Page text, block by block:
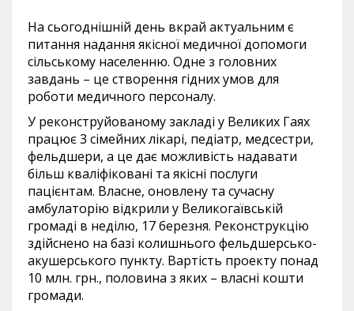
На сьогоднішній день вкрай актуальним є
питання надання якісної медичної допомоги
сільському населенню. Одне з головних
завдань – це створення гідних умов для
роботи медичного персоналу.
У реконструйованому закладі у Великих Гаях
працює 3 сімейних лікарі, педіатр, медсестри,
фельдшери, а це дає можливість надавати
більш кваліфіковані та якісні послуги
пацієнтам. Власне, оновлену та сучасну
амбулаторію відкрили у Великогаївській
громаді в неділю, 17 березня. Реконструкцію
здійснено на базі колишнього фельдшерсько-
акушерського пункту. Вартість проекту понад
10 млн. грн., половина з яких – власні кошти
громади.